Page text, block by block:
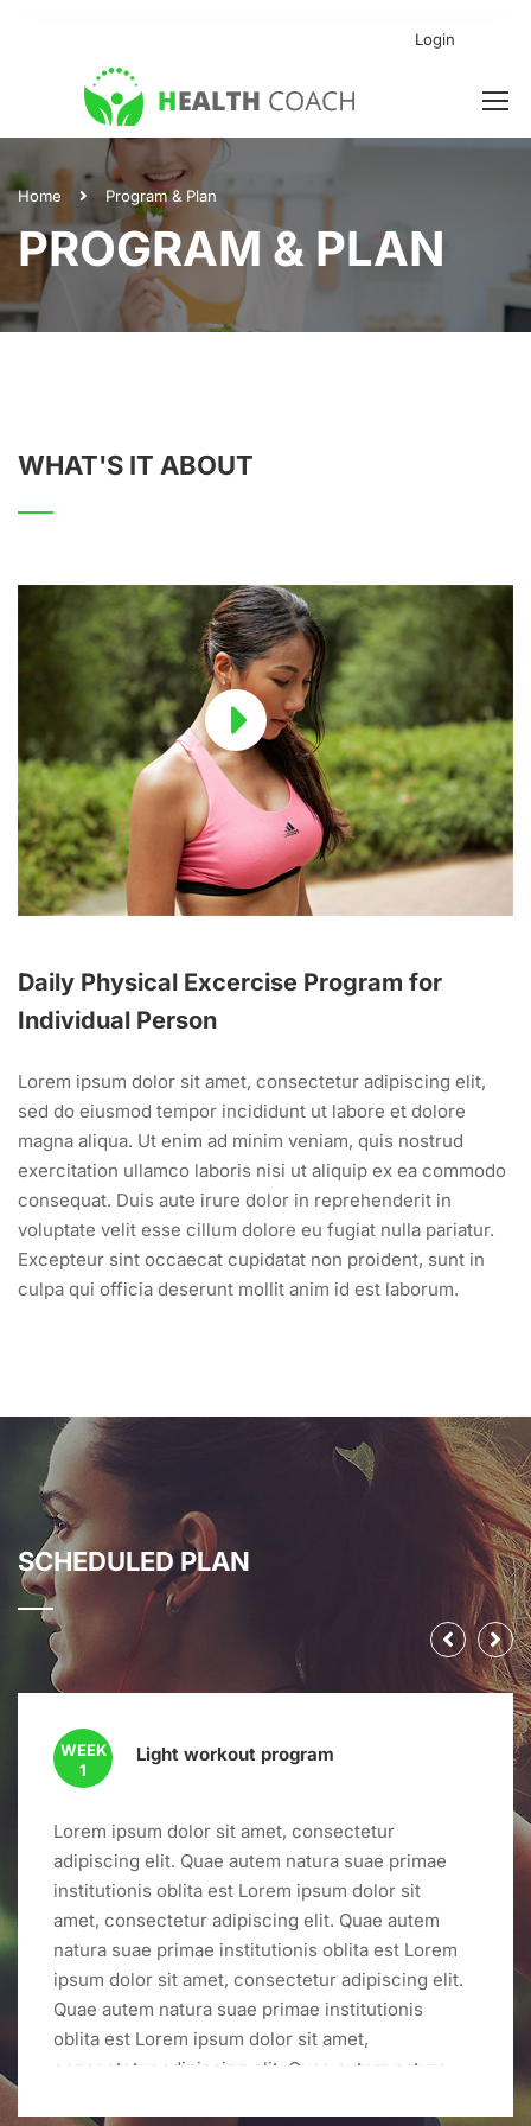
Login
Home Program & Plan
PROGRAM & PLAN
WHAT'S IT ABOUT
Daily Physical Excercise Program for
Individual Person
Lorem ipsum dolor sit amet, consectetur adipiscing elit,
sed do eiusmod tempor incididunt ut labore et dolore
magna aliqua. Ut enim ad minim veniam, quis nostrud
exercitation ullamco laboris nisi ut aliquip ex ea commodo
consequat. Duis aute irure dolor in reprehenderit in
voluptate velit esse cillum dolore eu fugiat nulla pariatur.
Excepteur sint occaecat cupidatat non proident, sunt in
culpa qui officia deserunt mollit anim id est laborum.
SCHEDULED PLAN
WEEK
1
Light workout program
Lorem ipsum dolor sit amet, consectetur
adipiscing elit. Quae autem natura suae primae
institutionis oblita est Lorem ipsum dolor sit
amet, consectetur adipiscing elit. Quae autem
natura suae primae institutionis oblita est Lorem
ipsum dolor sit amet, consectetur adipiscing elit.
Quae autem natura suae primae institutionis
oblita est Lorem ipsum dolor sit amet,
consectetur adipiscing elit. Quae autem natura